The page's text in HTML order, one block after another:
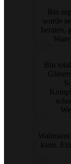
Bin
wurde
beraten,
Bin
kann.